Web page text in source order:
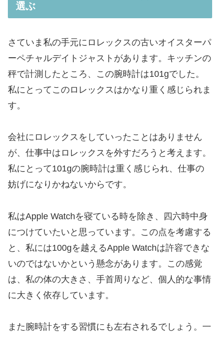
選ぶ
さていま私の手元にロレックスの古いオイスターパ
ーペチャルデイトジャストがあります。キッチンの
秤で計測したところ、この腕時計は101gでした。
私にとってこのロレックスはかなり重く感じられま
す。
会社にロレックスをしていったことはありません
が、 仕事中はロレックスを外すだろう と考えます。
私にとって101gの腕時計は重く感じられ、仕事の
妨げになりかねないからです。
私はApple Watchを寝ている時を除き、四六時中身
につけていたいと思っています。この点を考慮する
と、私には100gを越えるApple Watchは許容できな
いのではないかという懸念があります。この感覚
は、私の体の大きさ、手首周りなど、個人的な事情
に大きく依存しています。
また腕時計をする習慣にも左右されるでしょう。一